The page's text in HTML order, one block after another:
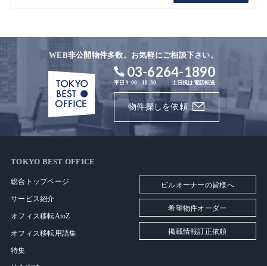
WEB非公開物件多数。お気軽にご相談下さい。
03-6264-1890
平日 9:00 - 18:30 土日祝は電話転送
物件探しを依頼
TOKYO BEST OFFICE
総合トップページ
サービス紹介
オフィス移転AtoZ
オフィス移転用語集
特集
ビルオーナーの皆様へ
希望物件オーダー
掲載情報訂正依頼